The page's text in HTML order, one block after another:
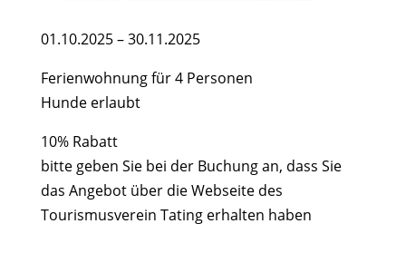
01.10.2025 – 30.11.2025
Ferienwohnung für 4 Personen
Hunde erlaubt
10% Rabatt
bitte geben Sie bei der Buchung an, dass Sie
das Angebot über die Webseite des
Tourismusverein Tating erhalten haben